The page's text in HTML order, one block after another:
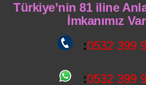
Türkiye’nin 81 iline
İmkanımız
:0532 399
:0532 399